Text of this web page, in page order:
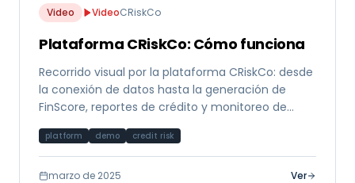
Video VideoCRiskCo
Plataforma CRiskCo: Cómo funciona
Recorrido visual por la plataforma CRiskCo: desde
la conexión de datos hasta la generación de
FinScore, reportes de crédito y monitoreo de
platform demo credit risk
marzo de 2025 Ver